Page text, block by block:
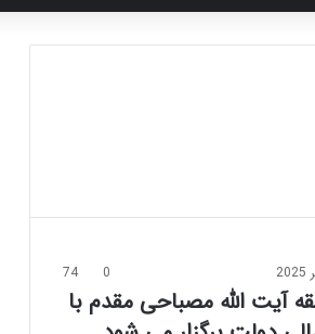
0
74
آیت الله مصباحی مقدم با